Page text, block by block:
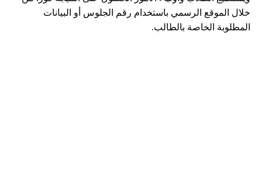
خلال الموقع الرسمي باستخدام رقم الجلوس أو البيانات
المطلوبة الخاصة بالطالب.